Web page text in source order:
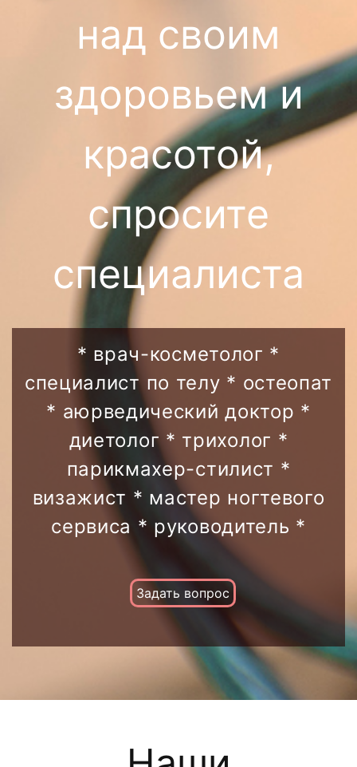
над своим
здоровьем и
красотой,
спросите
специалиста
* врач-косметолог *
специалист по телу * остеопат
* аюрведический доктор *
диетолог * трихолог *
парикмахер-стилист *
визажист * мастер ногтевого
сервиса * руководитель *
Задать вопрос